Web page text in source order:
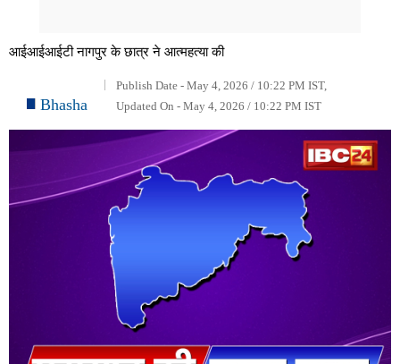
आईआईआईटी नागपुर के छात्र ने आत्महत्या की
Bhasha
Publish Date - May 4, 2026 / 10:22 PM IST,
Updated On - May 4, 2026 / 10:22 PM IST